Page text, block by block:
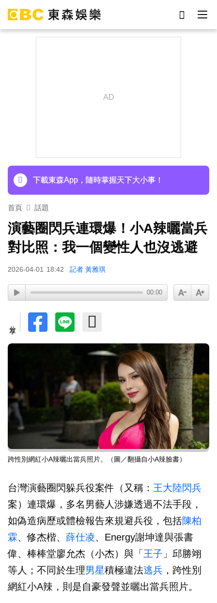
下載東森App，隨時掌握天下大小事！
首頁 話題
演藝圈閃兵連環爆！小A辣曬當兵
對比照：我一個變性人也沒逃避
2026-04-01 18:42 記者 黃雅琪
00:00
跨性別網紅小A辣曬出當兵照片。（圖／翻攝自小A辣臉書）
台灣演藝圈閃躲兵役案件（又稱： 王大陸閃兵
案）連環爆，多名男藝人涉嫌透過不法手段，
如偽造病歷或體檢報告來規避兵役，包括陳柏
霖、修杰楷、 薛仕凌、Energy謝坤達與張書
偉、棒棒堂廖允杰（小杰）與「 王子 」邱勝翊
等人；不同於生理男星積極違法逃兵 ，跨性別
網紅小A辣，則是自豪發聲並曬出當兵照片。